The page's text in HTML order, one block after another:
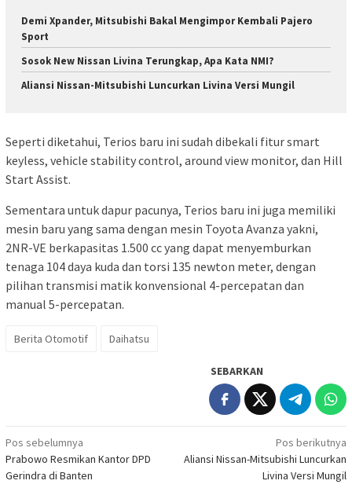
Demi Xpander, Mitsubishi Bakal Mengimpor Kembali Pajero
Sport
Sosok New Nissan Livina Terungkap, Apa Kata NMI?
Aliansi Nissan-Mitsubishi Luncurkan Livina Versi Mungil
Seperti diketahui, Terios baru ini sudah dibekali fitur smart
keyless, vehicle stability control, around view monitor, dan Hill
Start Assist.
Sementara untuk dapur pacunya, Terios baru ini juga memiliki
mesin baru yang sama dengan mesin Toyota Avanza yakni,
2NR-VE berkapasitas 1.500 cc yang dapat menyemburkan
tenaga 104 daya kuda dan torsi 135 newton meter, dengan
pilihan transmisi matik konvensional 4-percepatan dan
manual 5-percepatan.
Berita Otomotif Daihatsu
SEBARKAN
Navigasi
pos
Pos sebelumnya
Prabowo Resmikan Kantor DPD
Gerindra di Banten
Pos berikutnya
Aliansi Nissan-Mitsubishi Luncurkan
Livina Versi Mungil